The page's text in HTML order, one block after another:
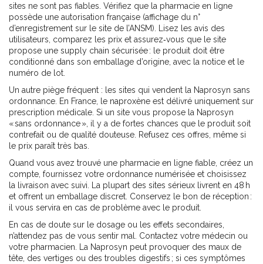
sites ne sont pas fiables. Vérifiez que la pharmacie en ligne
possède une autorisation française (affichage du n°
d’enregistrement sur le site de l’ANSM). Lisez les avis des
utilisateurs, comparez les prix et assurez‑vous que le site
propose une supply chain sécurisée : le produit doit être
conditionné dans son emballage d’origine, avec la notice et le
numéro de lot.
Un autre piège fréquent : les sites qui vendent la Naprosyn sans
ordonnance. En France, le naproxène est délivré uniquement sur
prescription médicale. Si un site vous propose la Naprosyn
« sans ordonnance », il y a de fortes chances que le produit soit
contrefait ou de qualité douteuse. Refusez ces offres, même si
le prix paraît très bas.
Quand vous avez trouvé une pharmacie en ligne fiable, créez un
compte, fournissez votre ordonnance numérisée et choisissez
la livraison avec suivi. La plupart des sites sérieux livrent en 48 h
et offrent un emballage discret. Conservez le bon de réception :
il vous servira en cas de problème avec le produit.
En cas de doute sur le dosage ou les effets secondaires,
n’attendez pas de vous sentir mal. Contactez votre médecin ou
votre pharmacien. La Naprosyn peut provoquer des maux de
tête, des vertiges ou des troubles digestifs ; si ces symptômes